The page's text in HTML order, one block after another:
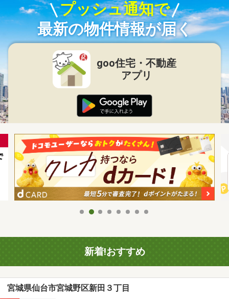
プッシュ通知で
最新の物件情報が届く
goo住宅・不動産
アプリ
新着!おすすめ
宮城県仙台市宮城野区新田３丁目